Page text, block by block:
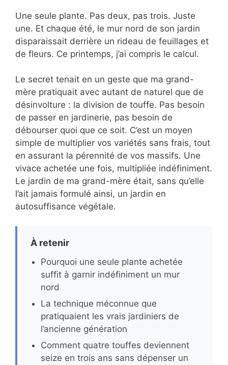
Une seule plante. Pas deux, pas trois. Juste
une. Et chaque été, le mur nord de son jardin
disparaissait derrière un rideau de feuillages et
de fleurs. Ce printemps, j’ai compris le calcul.
Le secret tenait en un geste que ma grand-
mère pratiquait avec autant de naturel que de
désinvolture : la division de touffe. Pas besoin
de passer en jardinerie, pas besoin de
débourser quoi que ce soit. C’est un moyen
simple de multiplier vos variétés sans frais, tout
en assurant la pérennité de vos massifs. Une
vivace achetée une fois, multipliée indéfiniment.
Le jardin de ma grand-mère était, sans qu’elle
l’ait jamais formulé ainsi, un jardin en
autosuffisance végétale.
À retenir
Pourquoi une seule plante achetée
suffit à garnir indéfiniment un mur
nord
La technique méconnue que
pratiquaient les vrais jardiniers de
l’ancienne génération
Comment quatre touffes deviennent
seize en trois ans sans dépenser un